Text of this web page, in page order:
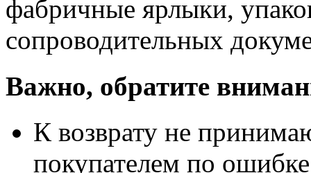
фабричные ярлыки,
сопроводительных
Важно, обратите
К возврату не
покупателем по